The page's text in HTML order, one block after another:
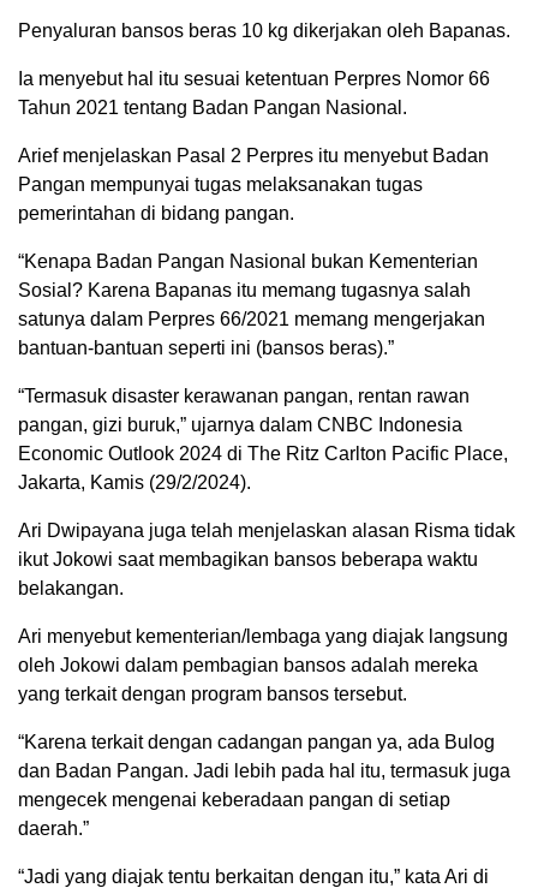
Penyaluran bansos beras 10 kg dikerjakan oleh Bapanas.
Ia menyebut hal itu sesuai ketentuan Perpres Nomor 66
Tahun 2021 tentang Badan Pangan Nasional.
Arief menjelaskan Pasal 2 Perpres itu menyebut Badan
Pangan mempunyai tugas melaksanakan tugas
pemerintahan di bidang pangan.
“Kenapa Badan Pangan Nasional bukan Kementerian
Sosial? Karena Bapanas itu memang tugasnya salah
satunya dalam Perpres 66/2021 memang mengerjakan
bantuan-bantuan seperti ini (bansos beras).”
“Termasuk disaster kerawanan pangan, rentan rawan
pangan, gizi buruk,” ujarnya dalam CNBC Indonesia
Economic Outlook 2024 di The Ritz Carlton Pacific Place,
Jakarta, Kamis (29/2/2024).
Ari Dwipayana juga telah menjelaskan alasan Risma tidak
ikut Jokowi saat membagikan bansos beberapa waktu
belakangan.
Ari menyebut kementerian/lembaga yang diajak langsung
oleh Jokowi dalam pembagian bansos adalah mereka
yang terkait dengan program bansos tersebut.
“Karena terkait dengan cadangan pangan ya, ada Bulog
dan Badan Pangan. Jadi lebih pada hal itu, termasuk juga
mengecek mengenai keberadaan pangan di setiap
daerah.”
“Jadi yang diajak tentu berkaitan dengan itu,” kata Ari di